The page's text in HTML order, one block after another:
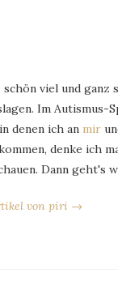
schön viel und
Im
denen ich an mir
denke ich
Dann geht's
von piri →